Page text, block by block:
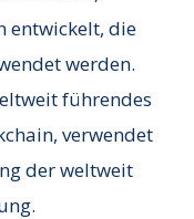
entwickelt, die
werden.
führendes
verwendet
der weltweit